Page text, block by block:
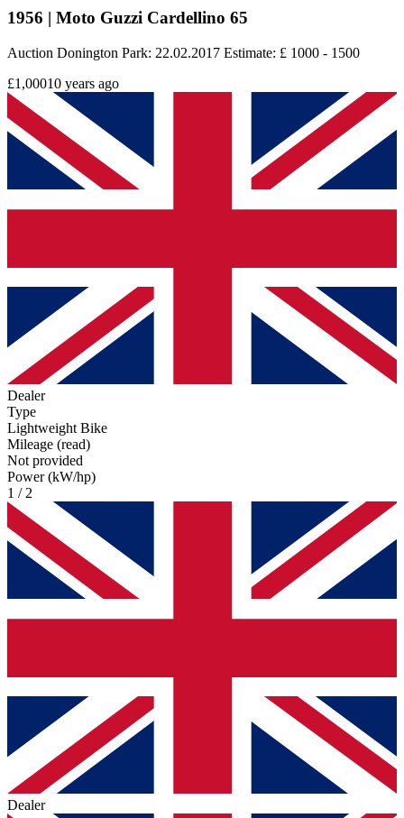
1956 | Moto Guzzi Cardellino 65
Auction Donington Park: 22.02.2017 Estimate: £ 1000 - 1500
£1,00010 years ago
Dealer
Type
Lightweight Bike
Mileage (read)
Not provided
Power (kW/hp)
1 / 2
Dealer